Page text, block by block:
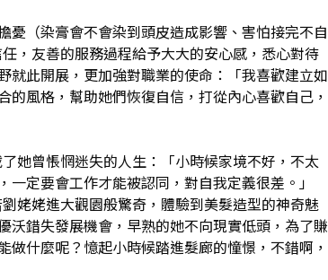
憂（染膏會不會染到頭皮造成影響、害怕接完不自
友善的服務過程給予大大的安心感，悉心對待
就此開展，更加強對職業的使命：「我喜歡建立如
風格，幫助她們恢復自信，打從內心喜歡自己，
她曾悵惘迷失的人生：「小時候家境不好，不太
定要會工作才能被認同，對自我定義很差。」
姥姥進大觀園般驚奇，體驗到美髮造型的神奇魅
沃錯失發展機會，早熟的她不向現實低頭，為了賺
什麼呢？憶起小時候踏進髮廊的憧憬，不錯啊，